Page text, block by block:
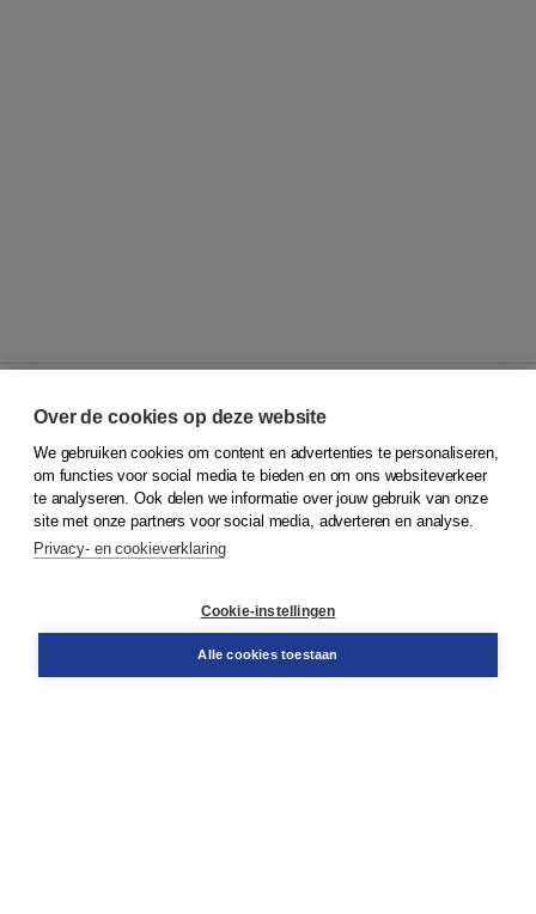
© 2026Koninklijke Boom uitgevers
Klantenservice
Service & informatie
Contact
Over de cookies op deze website
We gebruiken cookies om content en advertenties te personaliseren,
om functies voor social media te bieden en om ons websiteverkeer
te analyseren. Ook delen we informatie over jouw gebruik van onze
site met onze partners voor social media, adverteren en analyse.
Privacy- en cookieverklaring
Cookie-instellingen
Alle cookies toestaan